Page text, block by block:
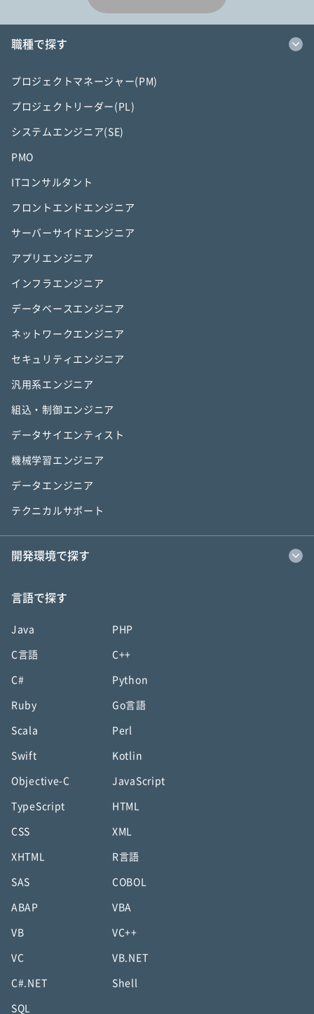
職種で探す
プロジェクトマネージャー(PM)
プロジェクトリーダー(PL)
システムエンジニア(SE)
PMO
ITコンサルタント
フロントエンドエンジニア
サーバーサイドエンジニア
アプリエンジニア
インフラエンジニア
データベースエンジニア
ネットワークエンジニア
セキュリティエンジニア
汎用系エンジニア
組込・制御エンジニア
データサイエンティスト
機械学習エンジニア
データエンジニア
テクニカルサポート
開発環境で探す
言語で探す
Java PHP
C言語 C++
C# Python
Ruby Go言語
Scala Perl
Swift Kotlin
Objective-C JavaScript
TypeScript HTML
CSS XML
XHTML R言語
SAS COBOL
ABAP VBA
VB VC++
VC VB.NET
C#.NET Shell
SQL